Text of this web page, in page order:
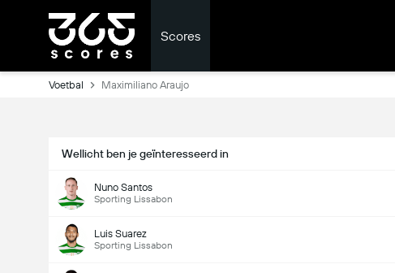
Scores
Voetbal Maximiliano Araujo
Wellicht ben je geïnteresseerd in
Nuno Santos
Sporting Lissabon
Luis Suarez
Sporting Lissabon